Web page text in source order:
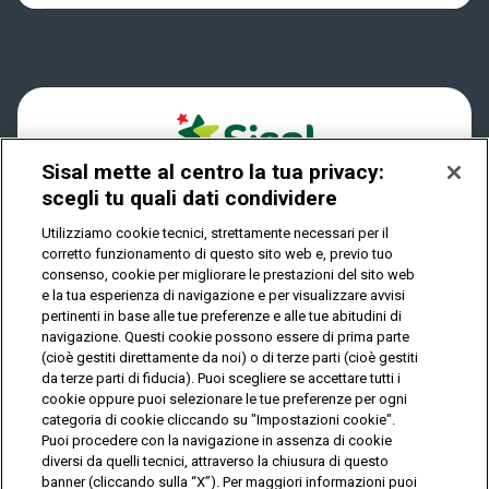
Play Your Date
Dove si gioca
Quanto si vince
Come riscuotere
Privacy
IL GIOCO È VIETATO AI MINORI E PUÒ CAUSARE
DIPENDENZA PATOLOGICA
© Copyright Sisal Italia S.p.A. - P.I. 02433760135
Privacy Cookies
Mappa
del
sito
Sisal mette al centro la tua privacy:
scegli tu quali dati condividere
Utilizziamo cookie tecnici, strettamente necessari per il
corretto funzionamento di questo sito web e, previo tuo
consenso, cookie per migliorare le prestazioni del sito web
e la tua esperienza di navigazione e per visualizzare avvisi
pertinenti in base alle tue preferenze e alle tue abitudini di
navigazione. Questi cookie possono essere di prima parte
(cioè gestiti direttamente da noi) o di terze parti (cioè gestiti
da terze parti di fiducia). Puoi scegliere se accettare tutti i
cookie oppure puoi selezionare le tue preferenze per ogni
categoria di cookie cliccando su "Impostazioni cookie".
Puoi procedere con la navigazione in assenza di cookie
diversi da quelli tecnici, attraverso la chiusura di questo
banner (cliccando sulla “X”). Per maggiori informazioni puoi